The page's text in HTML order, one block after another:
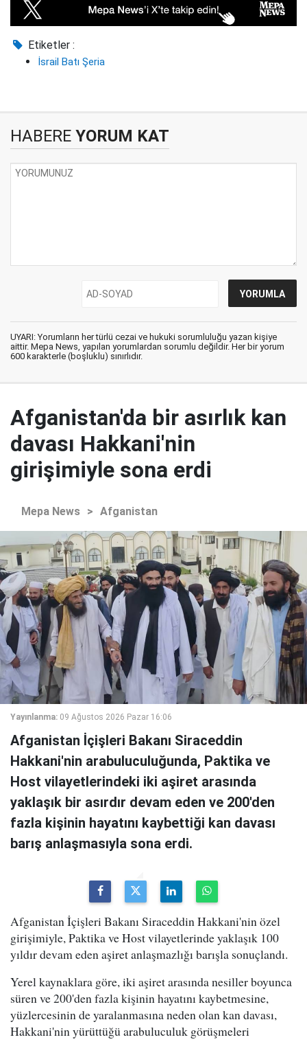
Etiketler :
İsrail Batı Şeria
HABERE YORUM KAT
UYARI: Yorumların her türlü cezai ve hukuki sorumluluğu yazan kişiye
aittir. Mepa News, yapılan yorumlardan sorumlu değildir. Her bir yorum
600 karakterle (boşluklu) sınırlıdır.
Afganistan'da bir asırlık kan
davası Hakkani'nin
girişimiyle sona erdi
Mepa News > Afganistan
Yayınlanma: 09 Ağustos 2026 Pazar 16:06
Afganistan İçişleri Bakanı Siraceddin
Hakkani'nin arabuluculuğunda, Paktika ve
Host vilayetlerindeki iki aşiret arasında
yaklaşık bir asırdır devam eden ve 200'den
fazla kişinin hayatını kaybettiği kan davası
barış anlaşmasıyla sona erdi.
Afganistan İçişleri Bakanı Siraceddin Hakkani'nin özel
girişimiyle, Paktika ve Host vilayetlerinde yaklaşık 100
yıldır devam eden aşiret anlaşmazlığı barışla sonuçlandı.
Yerel kaynaklara göre, iki aşiret arasında nesiller boyunca
süren ve 200'den fazla kişinin hayatını kaybetmesine,
yüzlercesinin de yaralanmasına neden olan kan davası,
Hakkani'nin yürüttüğü arabuluculuk görüşmeleri